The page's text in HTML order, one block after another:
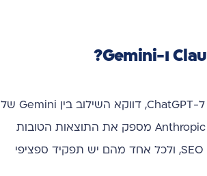
בעוד שרוב השוק רץ ל-ChatGPT, דווקא השילוב בין Gemini של
גוגל לבין Claude של Anthropic מספק את התוצאות הטובות
ביותר לניתוח תחזיות SEO, ולכל אחד מהם יש תפקיד ספציפי